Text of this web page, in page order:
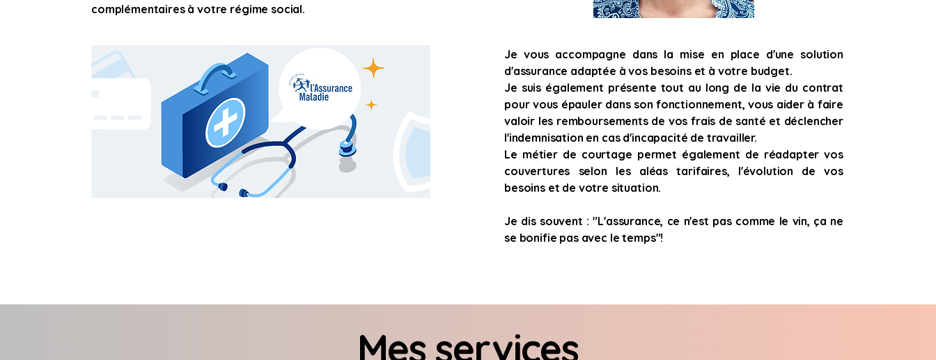
complémentaires à votre régime social.
Je vous accompagne dans la mise en place d'une solution
d'assurance adaptée à vos besoins et à votre budget.
Je suis également présente tout au long de la vie du contrat
pour vous épauler dans son fonctionnement, vous aider à faire
valoir les remboursements de vos frais de santé et déclencher
l'indemnisation en cas d'incapacité de travailler.
Le métier de courtage permet également de réadapter vos
couvertures selon les aléas tarifaires, l'évolution de vos
besoins et de votre situation.
Je dis souvent : "L'assurance, ce n'est pas comme le vin, ça ne
se bonifie pas avec le temps"!
Mes services